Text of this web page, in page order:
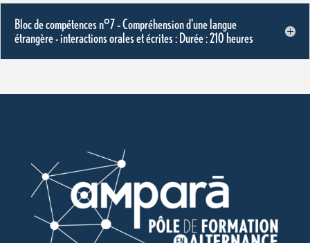
Bloc de compétences n°7 – Compréhension d'une langue
étrangère - interactions orales et écrites : Durée : 210 heures